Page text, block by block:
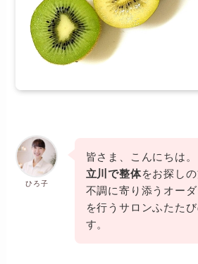
ひろ子
皆さま、こんにちは。
立川で整体をお探し
不調に寄り添うオー
を行うサロンふたた
す。